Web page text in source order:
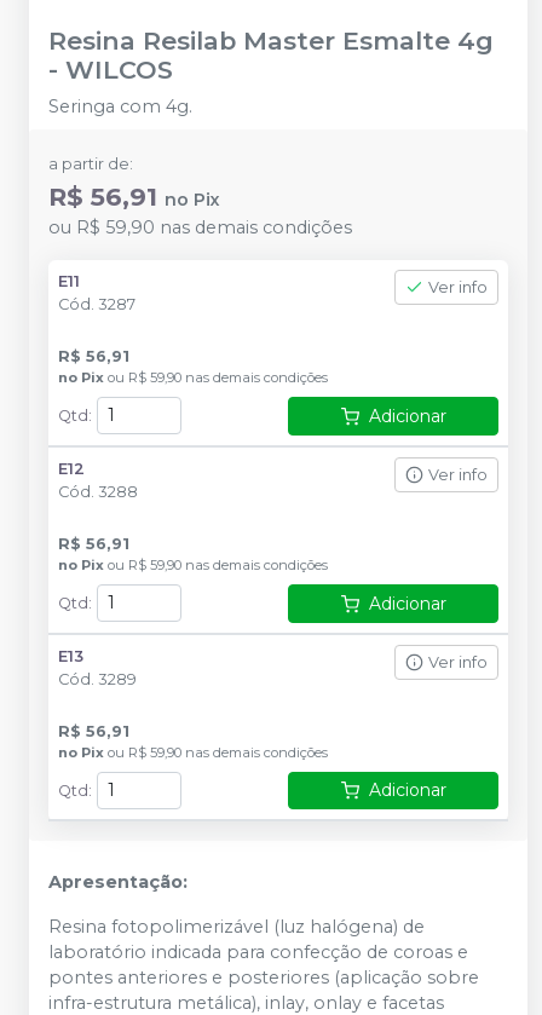
Resina Resilab Master Esmalte 4g
- WILCOS
Seringa com 4g.
a partir de:
R$ 56,91 no Pix
ou R$ 59,90 nas demais condições
E11
Cód. 3287
Ver info
R$ 56,91
no Pix ou R$ 59,90 nas demais condições
Qtd : Adicionar
E12
Cód. 3288
Ver info
R$ 56,91
no Pix ou R$ 59,90 nas demais condições
Qtd : Adicionar
E13
Cód. 3289
Ver info
R$ 56,91
no Pix ou R$ 59,90 nas demais condições
Qtd: Adicionar
Apresentação:
Resina fotopolimerizável (luz halógena) de
laboratório indicada para confecção de coroas e
pontes anteriores e posteriores (aplicação sobre
infra-estrutura metálica), inlay, onlay e facetas